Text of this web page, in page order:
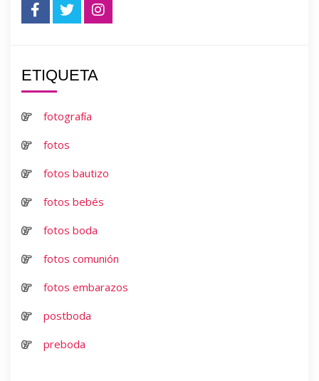
ETIQUETA
fotografía
fotos
fotos bautizo
fotos bebés
fotos boda
fotos comunión
fotos embarazos
postboda
preboda